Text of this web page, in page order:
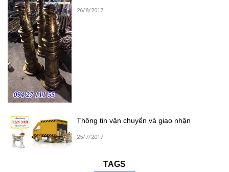
26/8/2017
Thông tin vận chuyển và giao nhận
25/7/2017
TAGS